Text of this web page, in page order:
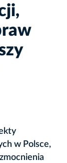
w Polsce,